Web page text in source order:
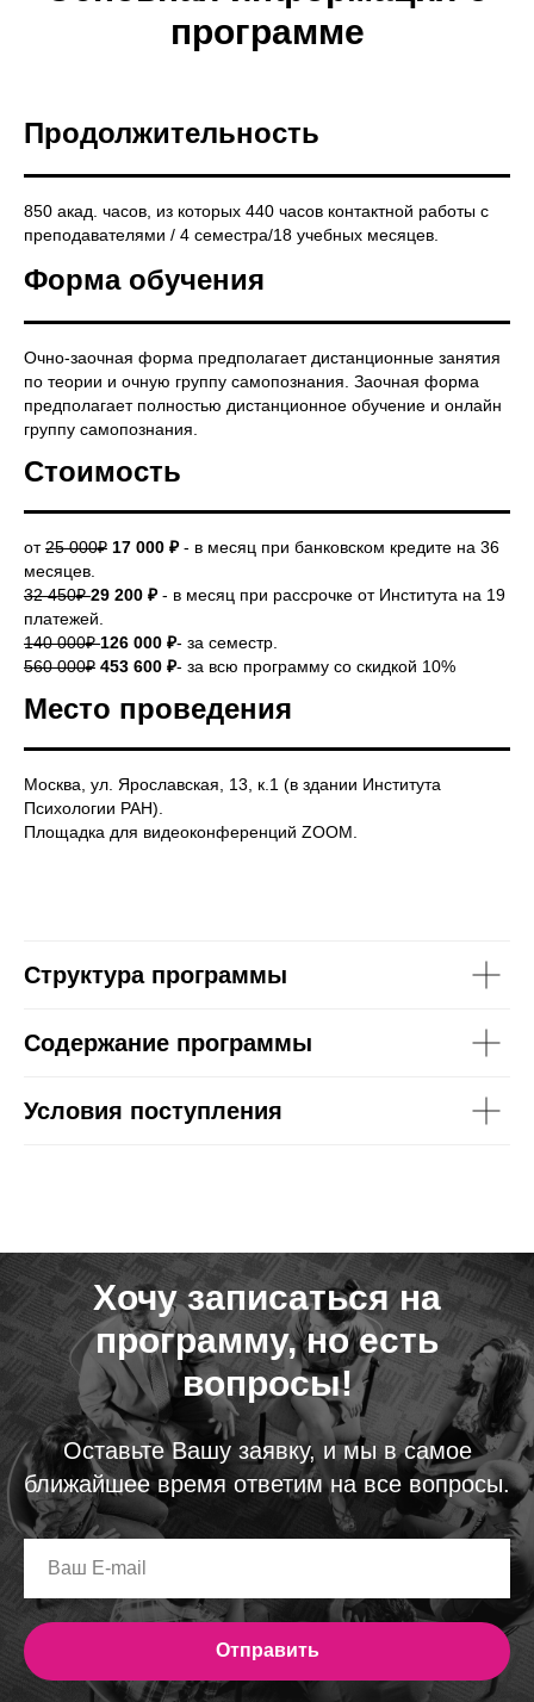
программе
Продолжительность
850 акад. часов, из которых 440 часов контактной работы с
преподавателями / 4 семестра/18 учебных месяцев.
Форма обучения
Очно-заочная форма предполагает дистанционные занятия
по теории и очную группу самопознания. Заочная форма
предполагает полностью дистанционное обучение и онлайн
группу самопознания.
Стоимость
от25 000₽ 17 000 ₽- в месяц при банковском кредите на 36
месяцев.
32 450₽29 200 ₽- в месяц при рассрочке от Института на 19
платежей.
140 000₽126 000 ₽- за семестр.
560 000₽ 453 600 ₽- за всю программу со скидкой 10%
Место проведения
Москва, ул. Ярославская, 13, к.1 (в здании Института
Психологии РАН).
Площадка для видеоконференций ZOOM.
Структура программы
Содержание программы
Условия поступления
Хочу записаться на
программу, но есть
вопросы!
Оставьте Вашу заявку, и мы в самое
ближайшее время ответим на все вопросы.
Отправить